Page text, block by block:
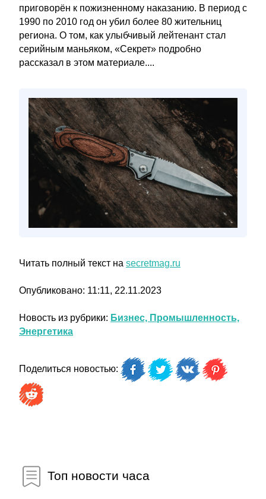
приговорён к пожизненному наказанию. В период с
1990 по 2010 год он убил более 80 жительниц
региона. О том, как улыбчивый лейтенант стал
серийным маньяком, «Секрет» подробно
рассказал в этом материале....
Читать полный текст на secretmag.ru
Опубликовано: 11:11, 22.11.2023
Новость из рубрики: Бизнес, Промышленность,
Энергетика
Поделиться новостью:
Топ новости часа